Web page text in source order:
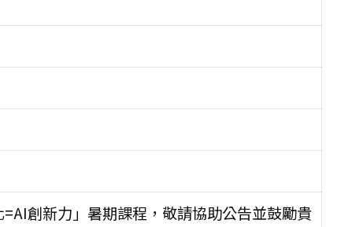
創新力」暑期課程，敬請協助公告並鼓勵貴